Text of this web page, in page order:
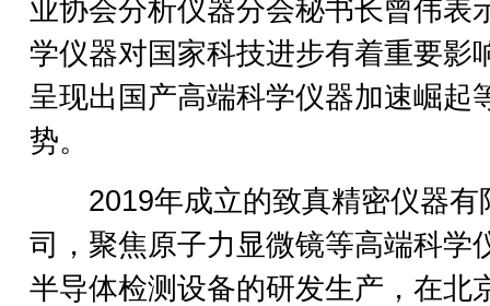
业协会分析仪器分会秘书长曾伟表
学仪器对国家科技进步有着重要影
呈现出国产高端科学仪器加速崛起
势。
2019年成立的致真精密仪器有
司，聚焦原子力显微镜等高端科学
半导体检测设备的研发生产，在北